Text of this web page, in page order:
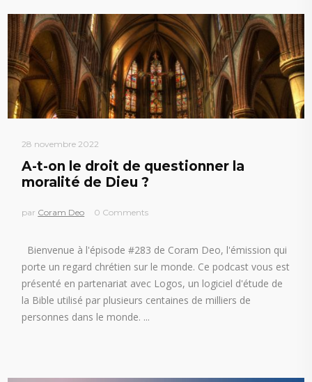
28 novembre 2022
A-t-on le droit de questionner la
moralité de Dieu ?
par Coram Deo 0 Comments
Bienvenue à l'épisode #283 de Coram Deo, l'émission qui
porte un regard chrétien sur le monde. Ce podcast vous est
présenté en partenariat avec Logos, un logiciel d'étude de
la Bible utilisé par plusieurs centaines de milliers de
personnes dans le monde.